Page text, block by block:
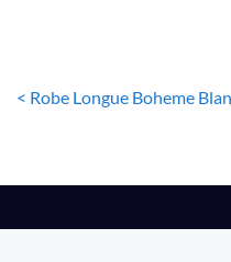
< Robe Longue Boheme